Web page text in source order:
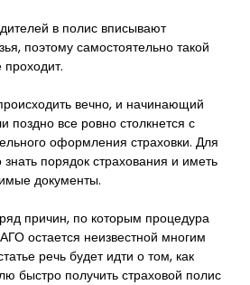
в полис вписывают
поэтому самостоятельно такой
проходит.
вечно, и начинающий
поздно все ровно столкнется с
оформления страховки. Для
порядок страхования и иметь
документы.
причин, по которым процедура
остается неизвестной многим
речь будет идти о том, как
быстро получить страховой полис